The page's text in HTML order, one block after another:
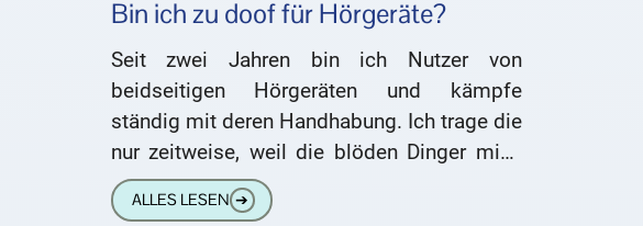
Bin ich zu doof für Hörgeräte?
Seit zwei Jahren bin ich Nutzer von
beidseitigen Hörgeräten und kämpfe
ständig mit deren Handhabung. Ich trage die
nur zeitweise, weil die blöden Dinger mich
komplett verrückt machen. Das geringe
ALLES LESEN ➔